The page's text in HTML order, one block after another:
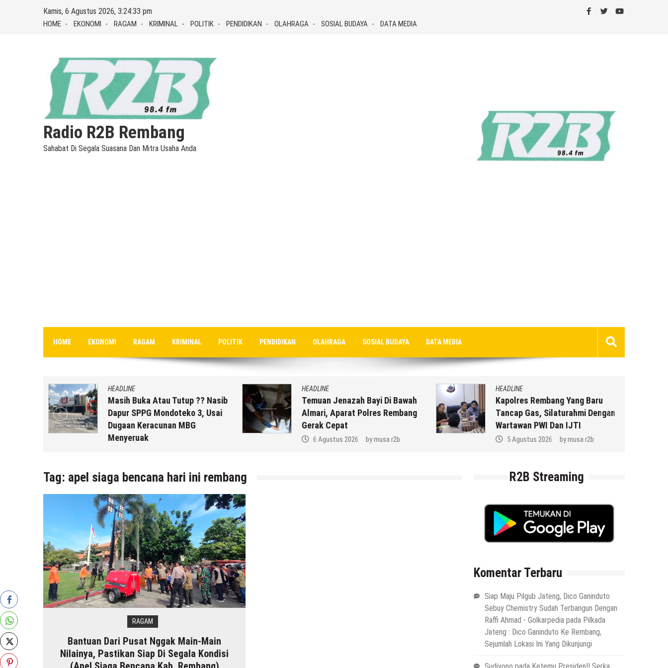
Kamis, 6 Agustus 2026, 3:24:34 pm
HOME EKONOMI RAGAM KRIMINAL POLITIK PENDIDIKAN OLAHRAGA SOSIAL BUDAYA DATA MEDIA
Radio R2B Rembang
Sahabat Di Segala Suasana Dan Mitra Usaha Anda
HOME EKONOMI RAGAM KRIMINAL POLITIK PENDIDIKAN OLAHRAGA SOSIAL BUDAYA DATA MEDIA
HEADLINE
Masih Buka Atau Tutup ?? Nasib
Dapur SPPG Mondoteko 3, Usai
Dugaan Keracunan MBG
Menyeruak
HEADLINE
Temuan Jenazah Bayi Di Bawah
Almari, Aparat Polres Rembang
Gerak Cepat
6 Agustus 2026 bymusa r2b
HEADLINE
Kapolres Rembang Yang Baru
Tancap Gas, Silaturahmi Dengan
Wartawan PWI Dan IJTI
5 Agustus 2026 bymusa r2b
Tag: apel siaga bencana hari ini rembang
RAGAM
Bantuan Dari Pusat Nggak Main-Main
Nilainya, Pastikan Siap Di Segala Kondisi
R2B Streaming
Komentar Terbaru
Siap Maju Pilgub Jateng, Dico Ganinduto
Sebuy Chemistry Sudah Terbangun Dengan
Raffi Ahmad - Golkarpedia pada Pilkada
Jateng : Dico Ganinduto Ke Rembang,
Sejumlah Lokasi Ini Yang Dikunjungi